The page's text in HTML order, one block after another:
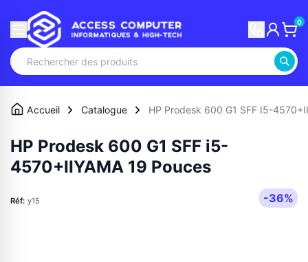
0
Accueil Catalogue HP Prodesk 600 G1 SFF I5-
HP Prodesk 600 G1 SFF i5-
4570+IIYAMA 19 Pouces
Réf: y15 -36%